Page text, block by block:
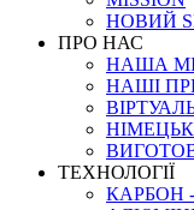
НОВИЙ
ПРО НАС
НАША
НАШI
ТЕХНОЛОГІЇ
КАРБОН